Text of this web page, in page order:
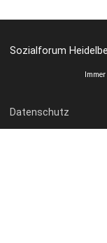
Sozialforum
Datenschutz